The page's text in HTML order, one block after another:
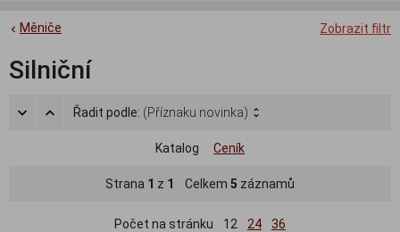
Zobrazit filtr
Měniče
Silniční
Řadit podle: (Příznaku novinka)
Katalog Ceník
Strana 1 z 1 Celkem 5 záznamů
Počet na stránku 12 24 36